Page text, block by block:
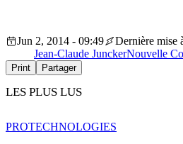
Jun 2, 2014 - 09:49
Dernière mise
Jean-Claude JunckerNouvelle
Print Partager
LES PLUS LUS
PROTECHNOLOGIES